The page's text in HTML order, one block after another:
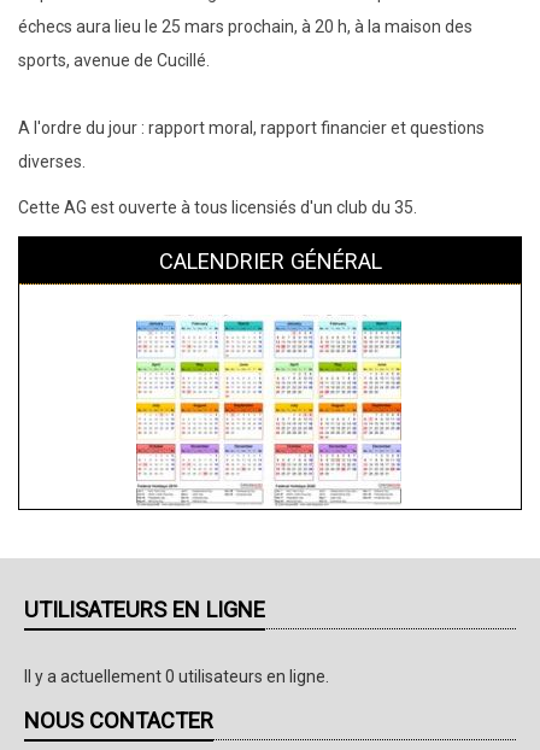
échecs aura lieu le 25 mars prochain, à 20 h, à la maison des
sports, avenue de Cucillé.
A l'ordre du jour : rapport moral, rapport financier et questions
diverses.
Cette AG est ouverte à tous licensiés d'un club du 35.
CALENDRIER GÉNÉRAL
UTILISATEURS EN LIGNE
Il y a actuellement 0 utilisateurs en ligne.
NOUS CONTACTER